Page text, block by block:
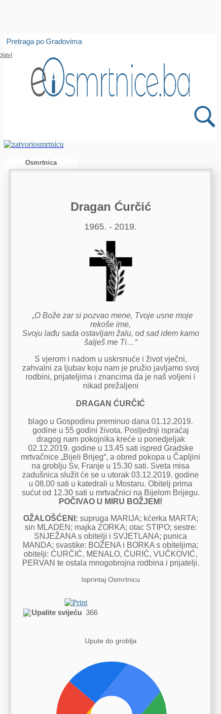
Otvori
Pretraga po Gradovima
Osmrtnica
Dragan Ćurčić
1965. - 2019.
„O Bože zar si pozvao mene, Tvoje usne moje
rekoše ime,
Svoju lađu sada ostavljam žalu, od sad idem kamo
šalješ me Ti…“
S vjerom i nadom u uskrsnuće i život vječni,
zahvalni za ljubav koju nam je pružio javljamo svoj
rodbini, prijateljima i znancima da je naš voljeni i
nikad prežaljeni
DRAGAN ĆURČIĆ
blago u Gospodinu preminuo dana 01.12.2019.
godine u 55 godini života. Posljednji ispraćaj
dragog nam pokojnika kreće u ponedjeljak
02.12.2019. godine u 13.45 sati ispred Gradske
mrtvačnice „Bijeli Brijeg“, a obred pokopa u Čapljini
na groblju Sv, Franje u 15.30 sati. Sveta misa
zadušnica služit će se u utorak 03.12.2019. godine
u 08.00 sati u katedrali u Mostaru. Obitelj prima
sućut od 12.30 sati u mrtvačnici na Bijelom Brijegu.
POČIVAO U MIRU BOŽJEM!
OŽALOŠĆENI: supruga MARIJA; kćerka MARTA;
sin MLADEN; majka ZORKA; otac STIPO; sestre:
SNJEŽANA s obitelji i SVJETLANA; punica
MANDA; svastike: BOŽENA i BORKA s obiteljima;
obitelji: ĆURČIĆ, MENALO, ĆURIĆ, VUČKOVIĆ,
PERVAN te ostala mnogobrojna rodbina i prijatelji.
Isprintaj Osmrtnicu
Upalite svijeću 366
Upute do groblja